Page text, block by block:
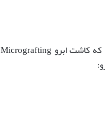
کاشت ابرو به این روش عوارض خاصی ندارد و شما می‌توانید بلافاصله به روند عادی زندگی خود بازگردید. هرچند باید به یاد داشته باشید که کاشت ابرو Micrografting